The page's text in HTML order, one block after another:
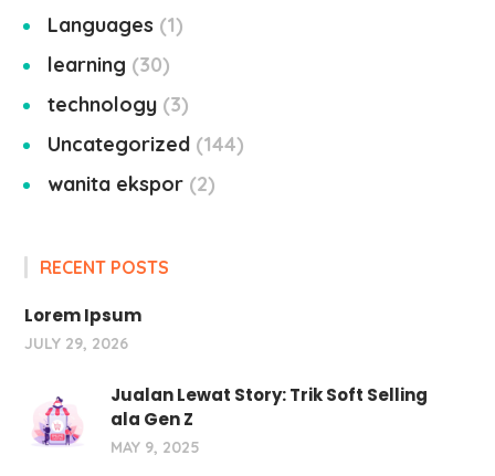
Languages
1
learning
30
technology 3
Uncategorized 144
wanita ekspor 2
RECENT POSTS
Lorem Ipsum
JULY 29, 2026
Jualan Lewat Story: Trik Soft Selling
ala Gen Z
MAY 9, 2025